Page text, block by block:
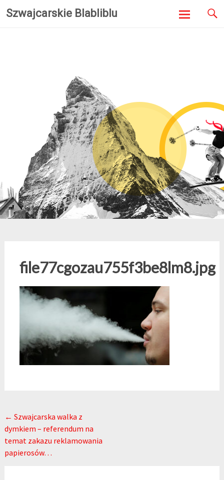
Szwajcarskie Blabliblu
file77cgozau755f3be8lm8.jpg
Post navigation
← Szwajcarska walka z
dymkiem – referendum na
temat zakazu reklamowania
papierosów…